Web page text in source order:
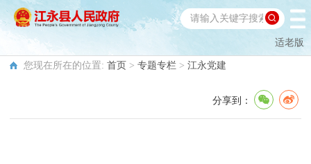
适老版
您现在所在的位置: 首页 > 专题专栏 > 江永党建
分享到：